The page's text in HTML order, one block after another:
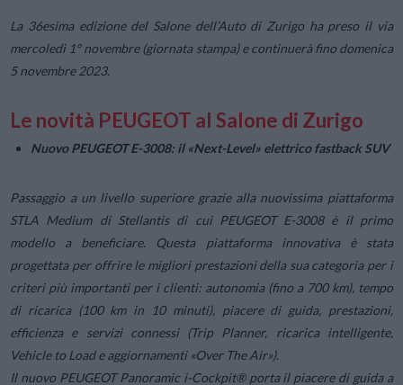
La 36esima edizione del Salone dell’Auto di Zurigo ha preso il via
mercoledì 1° novembre (giornata stampa) e continuerà fino domenica
5 novembre 2023.
Le novità PEUGEOT al Salone di Zurigo
Nuovo PEUGEOT E-3008: il «Next-Level» elettrico fastback SUV
Passaggio a un livello superiore grazie alla nuovissima piattaforma
STLA Medium di Stellantis di cui PEUGEOT E-3008 è il primo
modello a beneficiare. Questa piattaforma innovativa è stata
progettata per offrire le migliori prestazioni della sua categoria per i
criteri più importanti per i clienti: autonomia (fino a 700 km), tempo
di ricarica (100 km in 10 minuti), piacere di guida, prestazioni,
efficienza e servizi connessi (Trip Planner, ricarica intelligente,
Vehicle to Load e aggiornamenti «Over The Air»).
Il nuovo PEUGEOT Panoramic i-Cockpit® porta il piacere di guida a